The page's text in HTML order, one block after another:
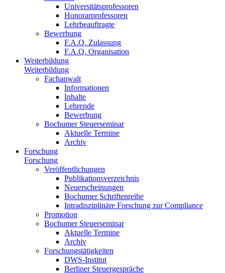
Universitätsprofessoren
Honorarprofessoren
Lehrbeauftragte
Bewerbung
F.A.Q. Zulassung
F.A.Q. Organisation
Weiterbildung
Weiterbildung
Fachanwalt
Informationen
Inhalte
Lehrende
Bewerbung
Bochumer Steuerseminar
Aktuelle Termine
Archiv
Forschung
Forschung
Veröffentlichungen
Publikationsverzeichnis
Neuerscheinungen
Bochumer Schriftenreihe
Intradisziplinäre Forschung zur Compliance
Promotion
Bochumer Steuerseminar
Aktuelle Termine
Archiv
Forschungstätigkeiten
DWS-Institut
Berliner Steuergespräche